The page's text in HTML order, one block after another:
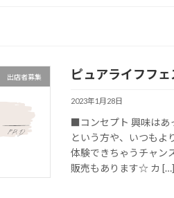
出店者募集 ピュアライフフ
2023年1月28日
■コンセプト 興味はあ
という方や、いつもよ
体験できちゃうチャン
販売もあります☆ カ […]